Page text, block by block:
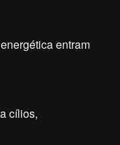
entram
cílios,